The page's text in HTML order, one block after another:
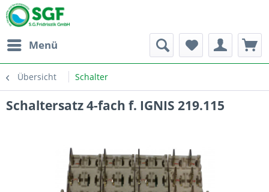
Menü
Übersicht Schalter
Schaltersatz 4-fach f. IGNIS 219.115